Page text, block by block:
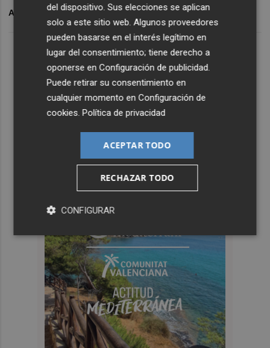
ARCHIVADO EN TONI PEREZ SEGUNDA PISTA
del dispositivo. Sus elecciones se aplican
solo a este sitio web. Algunos proveedores
pueden basarse en el interés legítimo en
lugar del consentimiento; tiene derecho a
oponerse enConfiguración de publicidad.
Puede retirar su consentimiento en
cualquier momento enConfiguración de
cookies.Política de privacidad
ACEPTAR TODO
RECHAZAR TODO
CONFIGURAR